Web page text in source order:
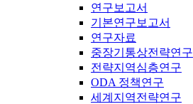
연구보고서
기본연구보고서
연구자료
중장기통상전략연구
전략지역심층연구
ODA 정책연구
세계지역전략연구